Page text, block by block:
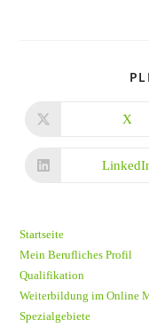
Öffnet
neuen
Fenster
X
Öffnet
Startseite
Mein Berufliches Profil
Qualifikation
Weiterbildung im Online
Spezialgebiete